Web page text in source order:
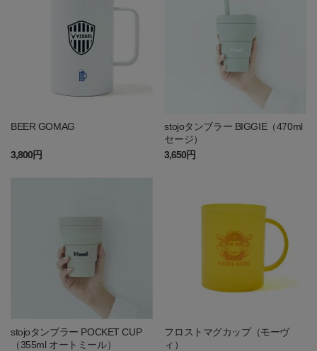
BEER GOMAG
3,800円
stojoタンブラー BIGGIE（470ml
セージ）
3,650円
stojoタンブラー POCKET CUP
（355ml オートミール）
フロストマグカップ（モーヴ
ィ）